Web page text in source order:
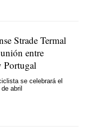
Strade Termal
entre
Portugal
se celebrará el
abril